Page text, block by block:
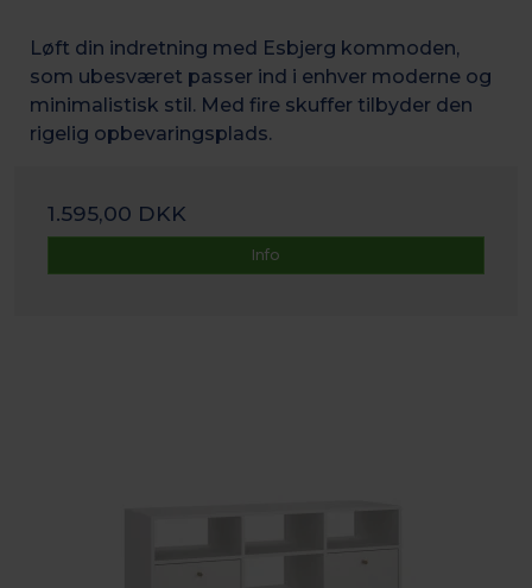
Løft din indretning med Esbjerg kommoden,
som ubesværet passer ind i enhver moderne og
minimalistisk stil. Med fire skuffer tilbyder den
rigelig opbevaringsplads.
1.595,00 DKK
Info